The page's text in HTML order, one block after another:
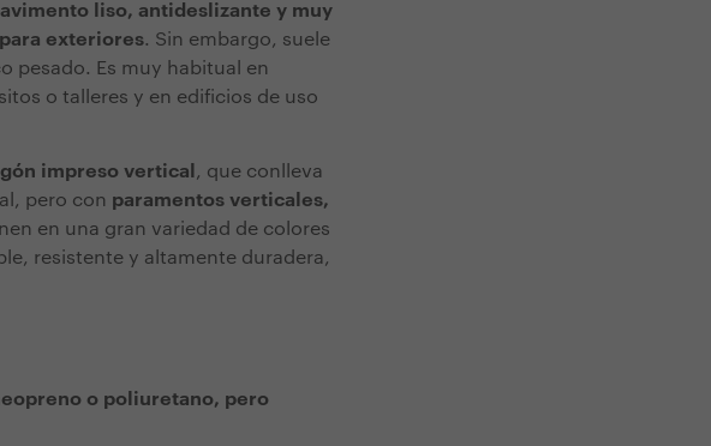
liso, antideslizante y muy
exteriores. Sin embargo, suele
pesado. Es muy habitual en
o talleres y en edificios de uso
impreso vertical , que conlleva
pero con paramentos verticales,
en una gran variedad de colores
resistente y altamente duradera,
o poliuretano, pero